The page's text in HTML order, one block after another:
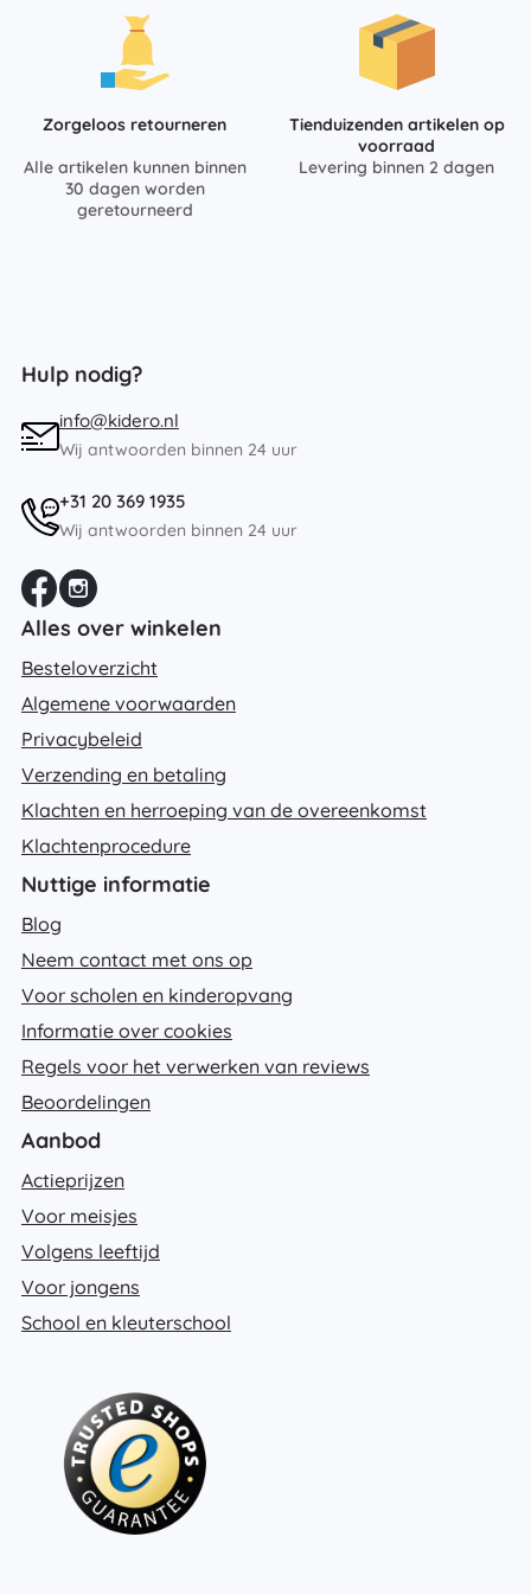
Zorgeloos retourneren
Alle artikelen kunnen binnen
30 dagen worden
geretourneerd
Tienduizenden artikelen op
voorraad
Levering binnen 2 dagen
Hulp nodig?
info@kidero.nl
Wij antwoorden binnen 24 uur
+31 20 369 1935
Wij antwoorden binnen 24 uur
Alles over winkelen
Besteloverzicht
Algemene voorwaarden
Privacybeleid
Verzending en betaling
Klachten en herroeping van de overeenkomst
Klachtenprocedure
Nuttige informatie
Blog
Neem contact met ons op
Voor scholen en kinderopvang
Informatie over cookies
Regels voor het verwerken van reviews
Beoordelingen
Aanbod
Actieprijzen
Voor meisjes
Volgens leeftijd
Voor jongens
School en kleuterschool